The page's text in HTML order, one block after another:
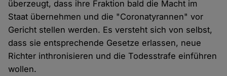
überzeugt, dass ihre Fraktion bald die Macht im
Staat übernehmen und die "Coronatyrannen" vor
Gericht stellen werden. Es versteht sich von selbst,
dass sie entsprechende Gesetze erlassen, neue
Richter inthronisieren und die Todesstrafe einführen
wollen.